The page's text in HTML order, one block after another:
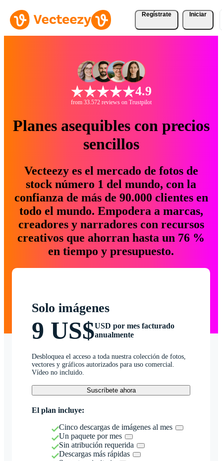
Regístrate Iniciar
4.9
from 33.572 reviews on Trustpilot
Planes asequibles con precios
sencillos
Vecteezy es el mercado de fotos de
stock número 1 del mundo, con la
confianza de más de 90.000 clientes en
todo el mundo. Empodera a marcas,
creadores y narradores con recursos
creativos que ahorran hasta un 76 %
en tiempo y presupuesto.
Solo imágenes
9 US$USD por mes facturado
anualmente
Desbloquea el acceso a toda nuestra colección de fotos,
vectores y gráficos autorizados para uso comercial.
Vídeo no incluido.
Suscríbete ahora
El plan incluye:
Cinco descargas de imágenes al mes
Un paquete por mes
Sin atribución requerida
Descargas más rápidas